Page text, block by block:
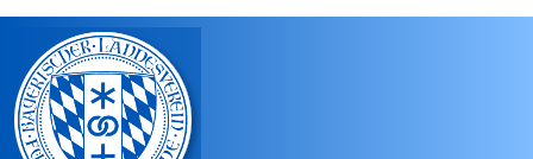
Direkt zum Inhalt